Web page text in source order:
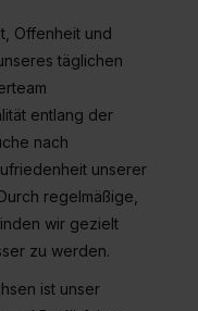
auf „Auswahl
von Cookies
und „Social
die Einwilligung
USA (Art. 49 Abs. 1
über kein
– Schrems
jederzeit mit
über unsere
zu den
auf „Details
Offenheit und
täglichen
entlang der
nach
unserer
regelmäßige,
wir gezielt
zu werden.
ist unser